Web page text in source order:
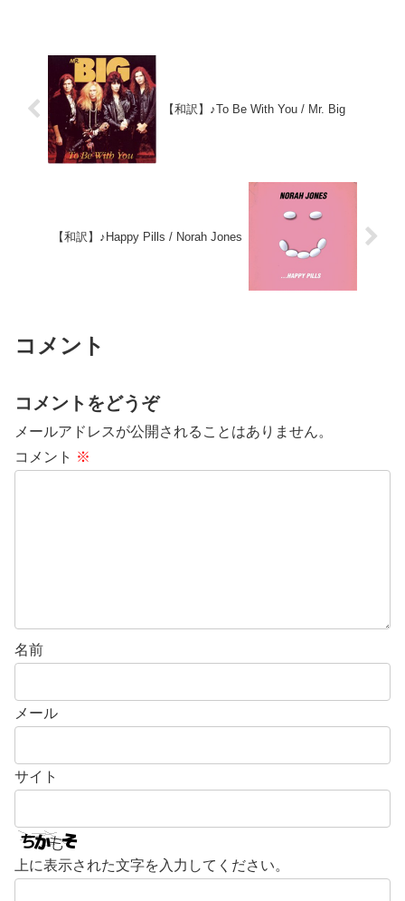
【和訳】♪To Be With You / Mr. Big
【和訳】♪Happy Pills / Norah Jones
コメント
コメントをどうぞ
メールアドレスが公開されることはありません。
コメント ※
名前
メール
サイト
上に表示された文字を入力してください。